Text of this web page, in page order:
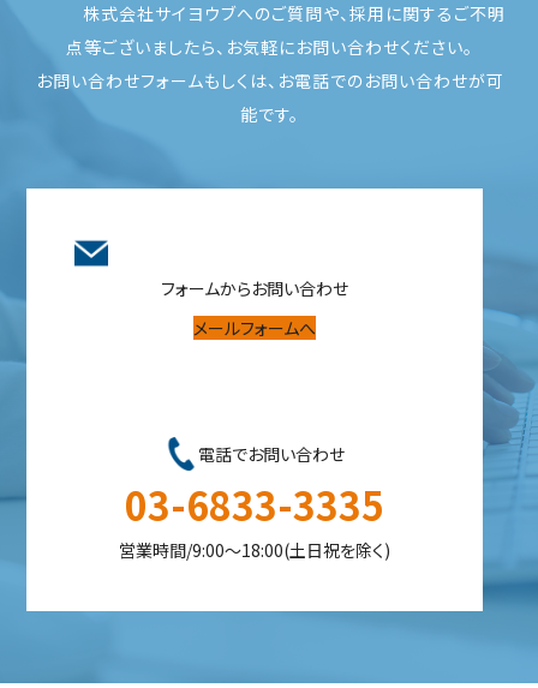
株式会社サイヨウブへのご質問や、採用に関するご不明
点等ございましたら、お気軽にお問い合わせください。
お問い合わせフォームもしくは、お電話でのお問い合わせが可
能です。
フォームからお問い合わせ
メールフォームへ
電話でお問い合わせ
03-6833-3335
営業時間/9:00～18:00(土日祝を除く)